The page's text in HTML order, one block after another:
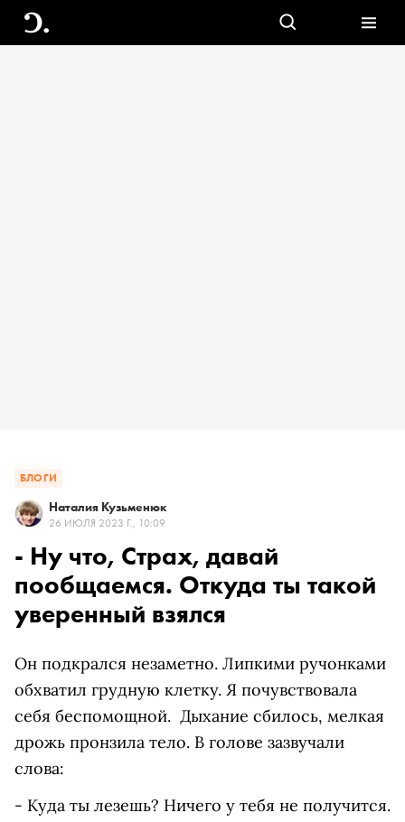
БЛОГИ
Наталия Кузьменюк
26 ИЮЛЯ 2023 Г., 10:09
- Ну что, Страх, давай
пообщаемся. Откуда ты такой
уверенный взялся
Он подкрался незаметно. Липкими ручонками
обхватил грудную клетку. Я почувствовала
себя беспомощной. Дыхание сбилось, мелкая
дрожь пронзила тело. В голове зазвучали
слова:
- Куда ты лезешь? Ничего у тебя не получится.